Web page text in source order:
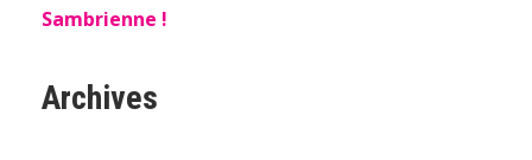
Sambrienne !
Archives